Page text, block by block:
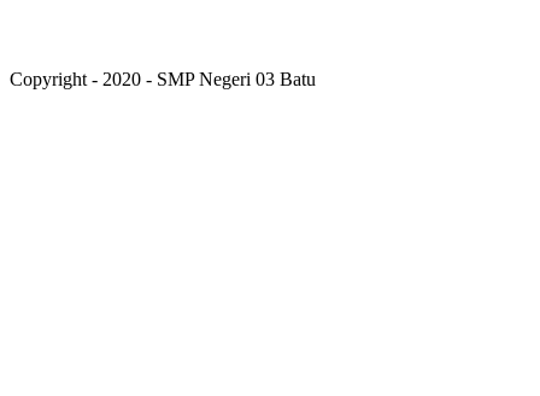
Copyright - 2020 - SMP Negeri 03 Batu